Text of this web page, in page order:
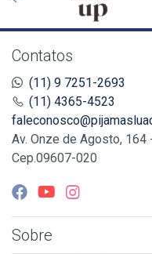
Contatos
(11) 9 7251-2693
(11) 4365-4523
Av. Onze de Agosto, 164
Cep.09607-020
Sobre